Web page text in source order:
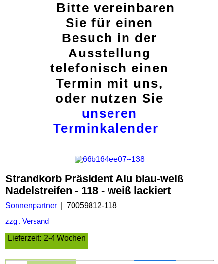
Bitte vereinbaren
Sie für einen
Besuch in der
Ausstellung
telefonisch einen
Termin mit uns,
oder nutzen Sie
unseren
Terminkalender
Strandkorb Präsident Alu blau-weiß
Nadelstreifen - 118 - weiß lackiert
Sonnenpartner 70059812-118
zzgl. Versand
Lieferzeit: 2-4 Wochen